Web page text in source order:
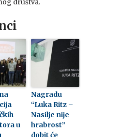
društva.
u
Nagradu
“Luka Ritz –
Nasilje nije
hrabrost”
dobit će